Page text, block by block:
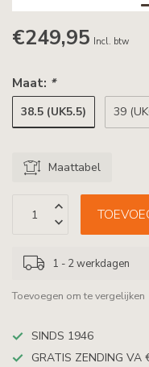
€249,95 Incl. btw
Maat: *
38.5 (UK5.5) 39
Maattabel
1 - 2 werkdagen
Toevoegen om te vergelijken
SINDS 1946
GRATIS ZENDING VA